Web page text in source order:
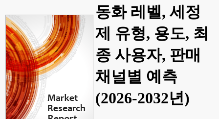
동화 레벨, 세정
제 유형, 용도, 최
종 사용자, 판매
채널별 예측
(2026-2032년)